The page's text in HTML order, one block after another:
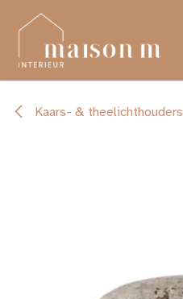
Overslaan naar inhoud
Kaars- & theelichthouders